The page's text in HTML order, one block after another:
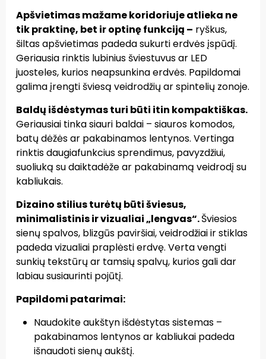
Apšvietimas mažame koridoriuje atlieka ne
tik praktinę, bet ir optinę funkciją – ryškus,
šiltas apšvietimas padeda sukurti erdvės įspūdį.
Geriausia rinktis lubinius šviestuvus ar LED
juosteles, kurios neapsunkina erdvės. Papildomai
galima įrengti šviesą veidrodžių ar spintelių zonoje.
Baldų išdėstymas turi būti itin kompaktiškas.
Geriausiai tinka siauri baldai – siauros komodos,
batų dėžės ar pakabinamos lentynos. Vertinga
rinktis daugiafunkcius sprendimus, pavyzdžiui,
suoliuką su daiktadėže ar pakabinamą veidrodį su
kabliukais.
Dizaino stilius turėtų būti šviesus,
minimalistinis ir vizualiai „lengvas“.Šviesios
sienų spalvos, blizgūs paviršiai, veidrodžiai ir stiklas
padeda vizualiai praplėsti erdvę. Verta vengti
sunkių tekstūrų ar tamsių spalvų, kurios gali dar
labiau susiaurinti pojūtį.
Papildomi patarimai:
Naudokite aukštyn išdėstytas sistemas –
pakabinamos lentynos ar kabliukai padeda
išnaudoti sienų aukštį.